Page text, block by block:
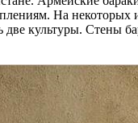
На
две культуры.